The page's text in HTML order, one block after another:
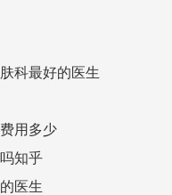
科最好的医生
用多少
知乎
医生